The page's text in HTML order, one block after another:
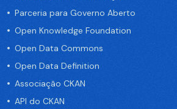
Parceria para Governo Aberto
Open Knowledge Foundation
Open Data Commons
Open Data Definition
Associação CKAN
API do CKAN